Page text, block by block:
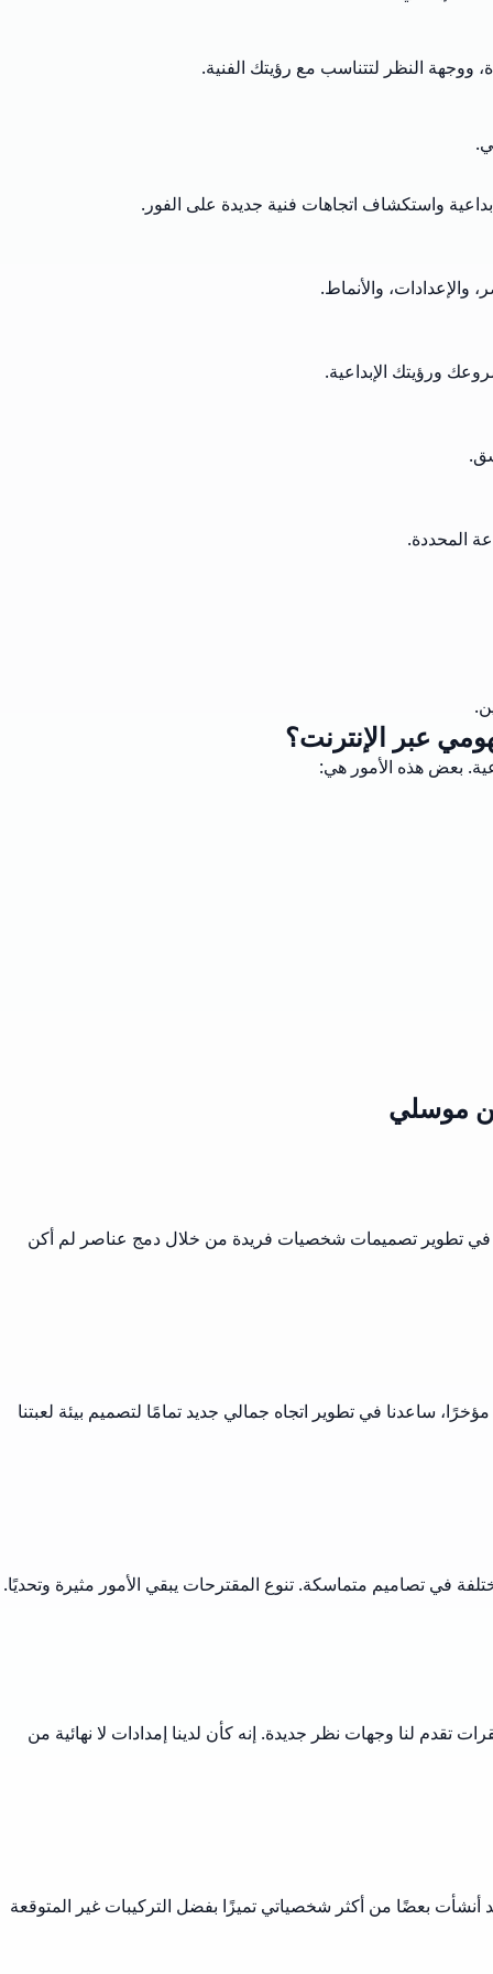
ووجهة النظر لتتناسب مع رؤيتك الفنية.
واستكشاف اتجاهات فنية جديدة على الفور.
والإعدادات، والأنماط.
ورؤيتك الإبداعية.
المحددة.
عبر الإنترنت؟
بعض هذه الأمور هي:
موسلي
في تطوير تصميمات شخصيات فريدة من خلال دمج عناصر لم أكن
ساعدنا في تطوير اتجاه جمالي جديد تمامًا لتصميم بيئة لعبتنا
في تصاميم متماسكة. تنوع المقترحات يبقي الأمور مثيرة وتحديًا.
تقدم لنا وجهات نظر جديدة. إنه كأن لدينا إمدادات لا نهائية من
أنشأت بعضًا من أكثر شخصياتي تميزًا بفضل التركيبات غير المتوقعة